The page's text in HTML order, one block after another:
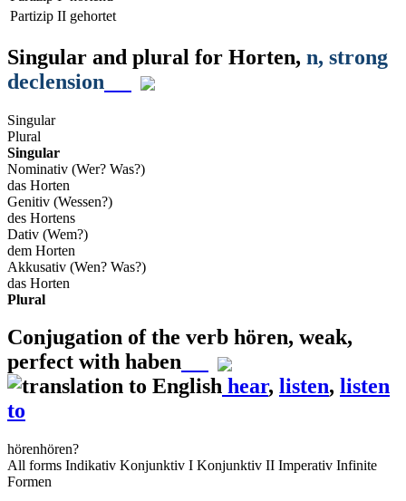
Partizip II gehortet
Singular and plural for Horten, n, strong
declension
Singular
Plural
Singular
Nominativ (Wer? Was?)
das Horten
Genitiv (Wessen?)
des Hortens
Dativ (Wem?)
dem Horten
Akkusativ (Wen? Was?)
das Horten
Plural
Conjugation of the verb hören, weak,
perfect with haben
hear, listen, listen
to
hörenhören?
All forms Indikativ Konjunktiv I Konjunktiv II Imperativ Infinite
Formen